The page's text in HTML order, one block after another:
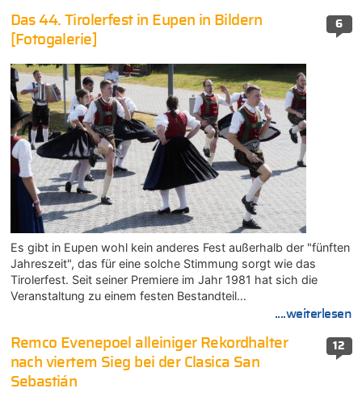
6
Das 44. Tirolerfest in Eupen in Bildern
[Fotogalerie]
Es gibt in Eupen wohl kein anderes Fest außerhalb der "fünften
Jahreszeit", das für eine solche Stimmung sorgt wie das
Tirolerfest. Seit seiner Premiere im Jahr 1981 hat sich die
Veranstaltung zu einem festen Bestandteil…
....weiterlesen
12
Remco Evenepoel alleiniger Rekordhalter
nach viertem Sieg bei der Clasica San
Sebastián